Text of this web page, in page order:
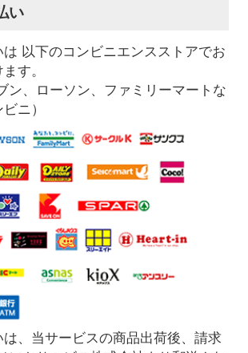
い
は 以下のコンビニエンスストアでお
す。
ン、ローソン、ファミリーマートな
ニ）
は、当サービスの商品出荷後、請求